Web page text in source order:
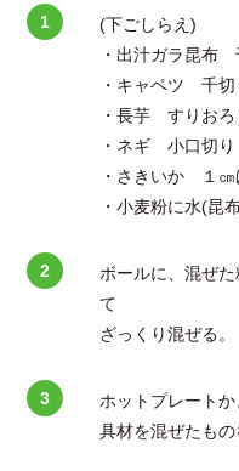
(下ごしらえ)
・出汁ガラ昆布
・キャベツ 千切
・長芋 すりおろ
・ネギ 小口切り
・さきいか １㎝
・小麦粉に水(昆
ボールに、混ぜ
て
ざっくり混ぜる。
ホットプレート
具材を混ぜたもの